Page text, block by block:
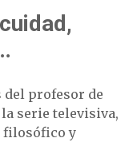
del profesor de
serie televisiva,
filosófico y